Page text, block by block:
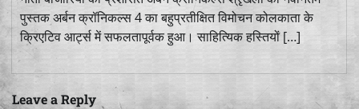
पुस्तक अर्बन क्रॉनिकल्स 4 का बहुप्रतीक्षित विमोचन कोलकाता के
क्रिएटिव आर्ट्स में सफलतापूर्वक हुआ। साहित्यिक हस्तियों […]
Leave a Reply